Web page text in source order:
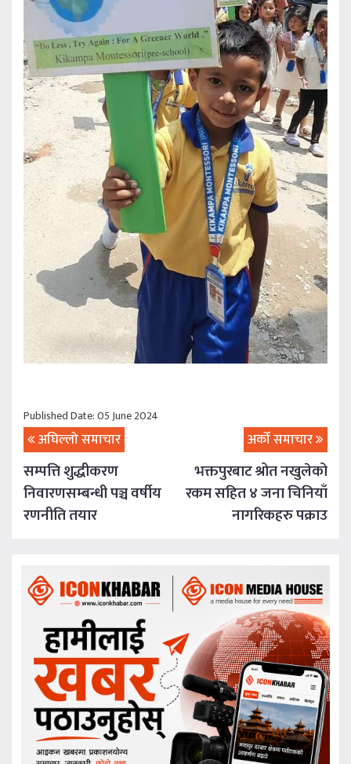
Published Date: 05 June 2024
अर्को समाचार
भक्तपुरबाट श्रोत नखुलेको
रकम सहित ४ जना चिनियाँ
नागरिकहरु पक्राउ
अघिल्लो समाचार
सम्पत्ति शुद्धीकरण
निवारणसम्बन्धी पञ्च वर्षीय
रणनीति तयार